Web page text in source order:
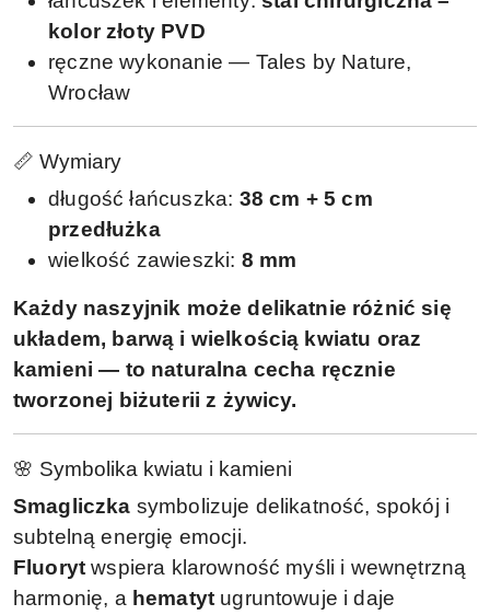
kolor złoty PVD
ręczne wykonanie — Tales by Nature,
Wrocław
📏 Wymiary
długość łańcuszka: 38 cm + 5 cm
przedłużka
wielkość zawieszki: 8 mm
Każdy naszyjnik może delikatnie różnić się
układem, barwą i wielkością kwiatu oraz
kamieni — to naturalna cecha ręcznie
tworzonej biżuterii z żywicy.
🌸 Symbolika kwiatu i kamieni
Smagliczka symbolizuje delikatność, spokój i
subtelną energię emocji.
Fluoryt wspiera klarowność myśli i wewnętrzną
harmonię, a hematyt ugruntowuje i daje